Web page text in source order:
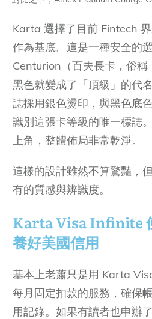
Karta 選擇了目前 Fintech 界
作為基底。這是一種安全的
Centurion（百夫長卡，俗稱
黑色就變成了「頂級」的代
誌採用銀色燙印，與黑色底
識別這張卡等級的唯一標誌
上角，整體佈局非常乾淨。
這樣的設計雖然不算驚豔，
有的質感與辨識度。
Karta Visa Infinite
養好美國信用
基本上老蕭只是用 Karta
每月固定扣款的服務，確保
用記錄。如果有讀者也申辦